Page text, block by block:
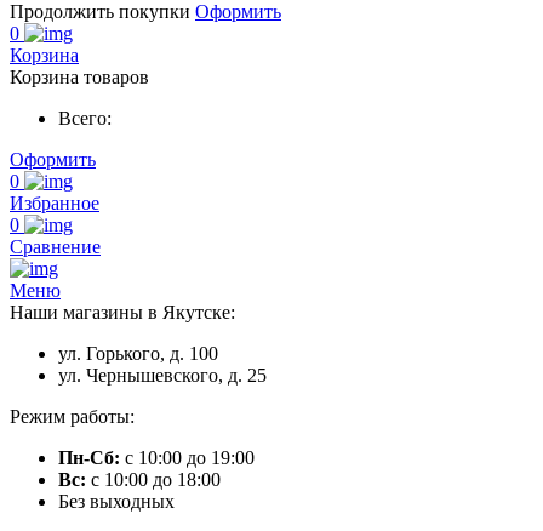
Продолжить покупки Оформить
0
Корзина
Корзина товаров
Всего:
Оформить
0
Избранное
0
Сравнение
Меню
Наши магазины в Якутске:
ул. Горького, д. 100
ул. Чернышевского, д. 25
Режим работы:
Пн-Сб: с 10:00 до 19:00
Вс: с 10:00 до 18:00
Без выходных